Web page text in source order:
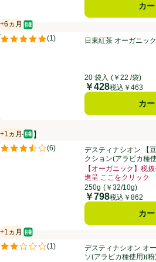
カ
PR
PR
日東紅茶 オーガニックアールグレイ 20袋
+6ヵ月
賞味・消費期限保証：6ヵ月
オーガニック/有機
(1)
評価は1件のレビューで5点中5.0点。
日東紅茶 オーガニッ
20 袋入 (￥22 /袋)
価格
￥428税込￥463
カ
【セール】
デスティナシオン 【豆】オーガニック
+1ヵ月
賞味・消費期限保証：1ヵ月
オーガニック/有機
(6)
評価は6件のレビューで5点中3.5点。
デスティナシオン 【
クション(アラビカ種
【オーガニック】税
進呈 ここをクリック
お買い得品名：【オ
250g (￥32/10g)
価格
￥798税込￥862
カ
デスティナシオン オーガニックコーヒ
+1ヵ月
賞味・消費期限保証：1ヵ月
オーガニック/有機
(1 )
評価は1件のレビューで5点中2.0点。
デスティナシオン オ
ソ(アラビカ種使用)(